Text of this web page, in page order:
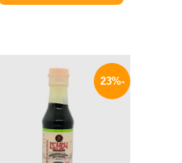
-23%
الأصلي
الحالي
هو:
65 EGP.